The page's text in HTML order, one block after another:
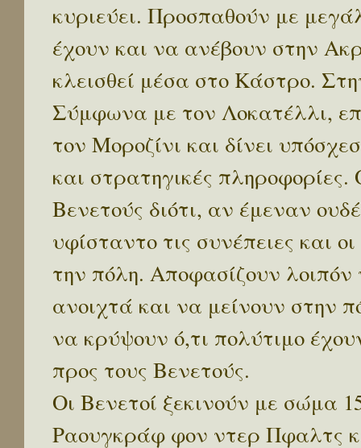
κυριεύει. Προσπαθούν με
έχουν και να ανέβουν στην
κλεισθεί μέσα στο Κάστρο.
Σύμφωνα με τον Λοκατέλλι,
τον Μοροζίνι και δίνει
και στρατηγικές
Βενετούς διότι, αν έμεναν
υφίσταντο τις συνέπειες και
την πόλη. Αποφασίζουν
ανοιχτά και να μείνουν στην
να κρύψουν ό,τι πολύτιμο
προς τους Βενετούς.
Οι Βενετοί ξεκινούν με σώμα
Ραουγκράφ φον ντερ Πφαλτς